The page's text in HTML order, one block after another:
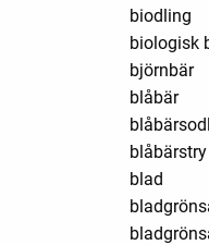
biodling
biologisk
björnbär
blåbär
blåbärstry
blad